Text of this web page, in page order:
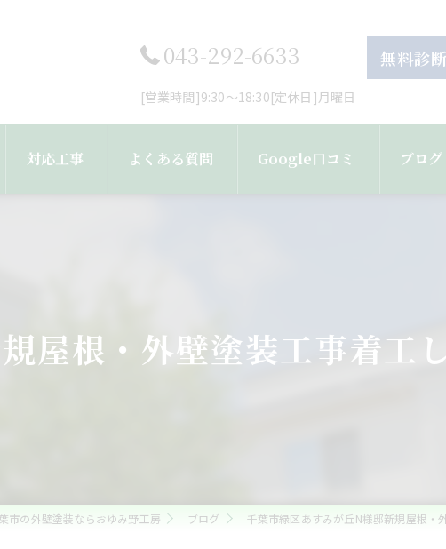
043-292-6633 無料診
[営業時間]9:30～18:30[定休日]月曜日
対応工事
雨樋・屋根修理
よくある質問 Google口コミ ブログ
屋根・外壁塗装工事着工
市の外壁塗装ならおゆみ野工房 ブログ 千葉市緑区あすみが丘N様邸新規屋根・